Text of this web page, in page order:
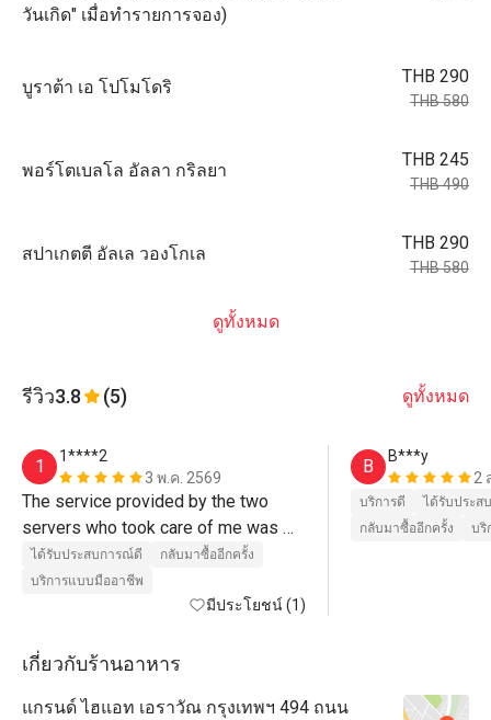
วันเกิด" เมื่อทำรายการจอง)
บูราต้า เอ โปโมโดริ
THB 290
THB 580
พอร์โตเบลโล อัลลา กริลยา
THB 245
THB 490
สปาเกตตี อัลเล วองโกเล
THB 290
THB 580
ดูทั้งหมด
รีวิว3.8 (5) ดูทั้งหมด
1
1****2
3 พ.ค. 2569
The service provided by the two
servers who took care of me was
exceptional.(meow, jet) They were
incredibly kind and attentive
downstairs added a wonderful touch
​The quality of the food was
ได้รับประสบการณ์ดี
กลับมาซื้ออีกครั้ง
บริการแบบมืออาชีพ
มีประโยชน์ (1)
B
B***y
2
บริการดี
ได้รับประส
กลับมาซื้ออีกครั้ง
บริ
เกี่ยวกับร้านอาหาร
แกรนด์ ไฮแอท เอราวัณ กรุงเทพฯ 494 ถนน